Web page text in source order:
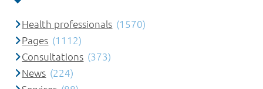
Health professionals (1570)
Pages (1112)
Consultations (373)
News (224)